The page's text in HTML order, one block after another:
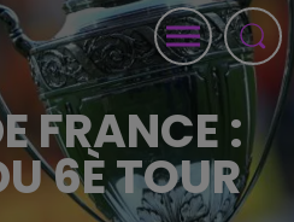
FRANCE :
6È TOUR